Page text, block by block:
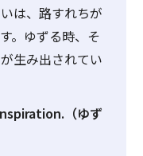
は、路すれちが
。ゆずる時、そ
生み出されてい
（ゆず